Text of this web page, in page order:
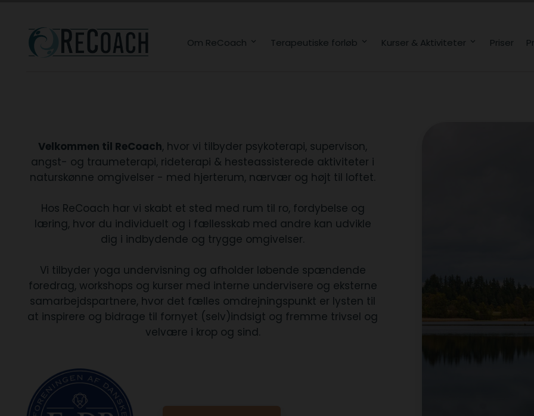
Om ReCoach Terapeutiske forløb Kurser & Aktiviteter Priser
Velkommen til ReCoach, hvor vi tilbyder psykoterapi, supervison,
angst- og traumeterapi, rideterapi & hesteassisterede aktiviteter i
naturskønne omgivelser - med hjerterum, nærvær og højt til loftet.
Hos ReCoach har vi skabt et sted med rum til ro, fordybelse og
læring, hvor du individuelt og i fællesskab med andre kan udvikle
dig i indbydende og trygge omgivelser.
Vi tilbyder yoga undervisning og afholder løbende spændende
foredrag, workshops og kurser med interne undervisere og eksterne
samarbejdspartnere, hvor det fælles omdrejningspunkt er lysten til
at inspirere og bidrage til fornyet (selv)indsigt og fremme trivsel og
velvære i krop og sind.